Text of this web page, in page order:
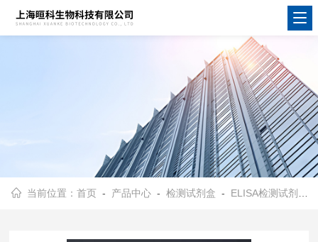
当前位置：首页 - 产品中心 -检测试剂盒 - ELISA检测试剂盒